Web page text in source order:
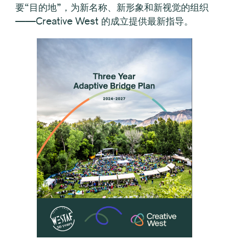
要“目的地”，为新名称、新形象和新视觉的组织
——Creative West 的成立提供最新指导。